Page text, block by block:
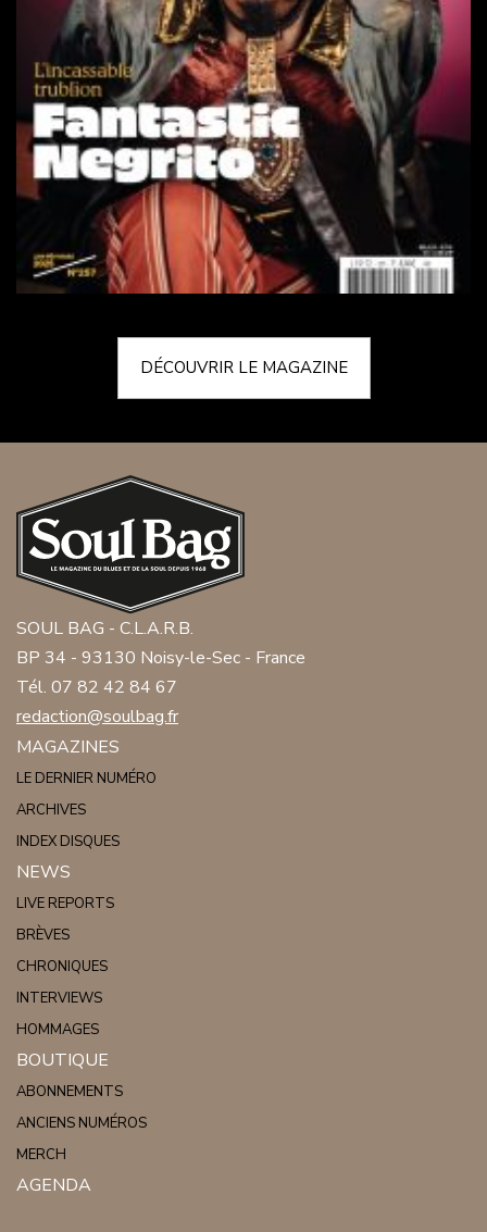
DÉCOUVRIR LE MAGAZINE
SOUL BAG - C.L.A.R.B.
BP 34 - 93130 Noisy-le-Sec - France
Tél. 07 82 42 84 67
redaction@soulbag.fr
MAGAZINES
LE DERNIER NUMÉRO
ARCHIVES
INDEX DISQUES
NEWS
LIVE REPORTS
BRÈVES
CHRONIQUES
INTERVIEWS
HOMMAGES
BOUTIQUE
ABONNEMENTS
ANCIENS NUMÉROS
MERCH
AGENDA